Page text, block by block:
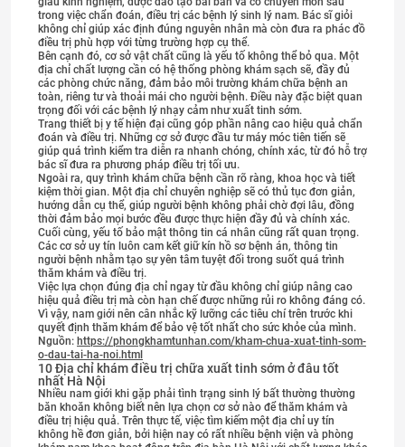
trong việc chẩn đoán, điều trị các bệnh lý sinh lý nam. Bác sĩ giỏi
không chỉ giúp xác định đúng nguyên nhân mà còn đưa ra phác đồ
điều trị phù hợp với từng trường hợp cụ thể.
Bên cạnh đó, cơ sở vật chất cũng là yếu tố không thể bỏ qua. Một
địa chỉ chất lượng cần có hệ thống phòng khám sạch sẽ, đầy đủ
các phòng chức năng, đảm bảo môi trường khám chữa bệnh an
toàn, riêng tư và thoải mái cho người bệnh. Điều này đặc biệt quan
trọng đối với các bệnh lý nhạy cảm như xuất tinh sớm.
Trang thiết bị y tế hiện đại cũng góp phần nâng cao hiệu quả chẩn
đoán và điều trị. Những cơ sở được đầu tư máy móc tiên tiến sẽ
giúp quá trình kiểm tra diễn ra nhanh chóng, chính xác, từ đó hỗ trợ
bác sĩ đưa ra phương pháp điều trị tối ưu.
Ngoài ra, quy trình khám chữa bệnh cần rõ ràng, khoa học và tiết
kiệm thời gian. Một địa chỉ chuyên nghiệp sẽ có thủ tục đơn giản,
hướng dẫn cụ thể, giúp người bệnh không phải chờ đợi lâu, đồng
thời đảm bảo mọi bước đều được thực hiện đầy đủ và chính xác.
Cuối cùng, yếu tố bảo mật thông tin cá nhân cũng rất quan trọng.
Các cơ sở uy tín luôn cam kết giữ kín hồ sơ bệnh án, thông tin
người bệnh nhằm tạo sự yên tâm tuyệt đối trong suốt quá trình
thăm khám và điều trị.
Việc lựa chọn đúng địa chỉ ngay từ đầu không chỉ giúp nâng cao
hiệu quả điều trị mà còn hạn chế được những rủi ro không đáng có.
Vì vậy, nam giới nên cân nhắc kỹ lưỡng các tiêu chí trên trước khi
quyết định thăm khám để bảo vệ tốt nhất cho sức khỏe của mình.
Nguồn: https://phongkhamtunhan.com/kham-chua-xuat-tinh-som-
o-dau-tai-ha-noi.html
10 Địa chỉ khám điều trị chữa xuất tinh sớm ở đâu tốt
nhất Hà Nội
Nhiều nam giới khi gặp phải tình trạng sinh lý bất thường thường
băn khoăn không biết nên lựa chọn cơ sở nào để thăm khám và
điều trị hiệu quả. Trên thực tế, việc tìm kiếm một địa chỉ uy tín
không hề đơn giản, bởi hiện nay có rất nhiều bệnh viện và phòng